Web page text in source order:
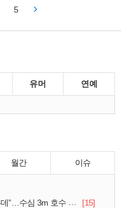
5
유머 연예
월간 이슈
호수 뛰어든 60대 의인
[15]